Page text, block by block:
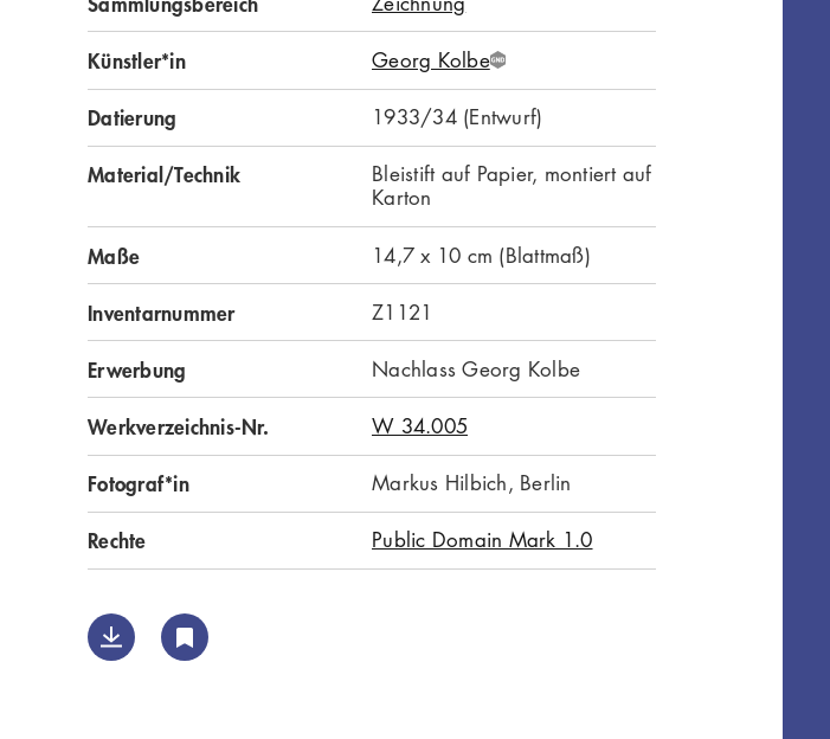
Künstler*in Georg KolbeG
N
D
Datierung 1933/34 (Entwurf)
Material/Technik
Bleistift auf Papier, montiert auf
Karton
Maße 14,7 x 10 cm (Blattmaß)
Inventarnummer Z1121
Erwerbung Nachlass Georg Kolbe
Werkverzeichnis-Nr. W 34.005
Fotograf*in Markus Hilbich, Berlin
Rechte Public Domain Mark 1.0